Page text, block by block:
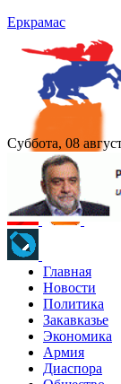
Еркрамас
Суббота, 08
Главная
Новости
Политика
Закавказье
Экономика
Армия
Диаспора